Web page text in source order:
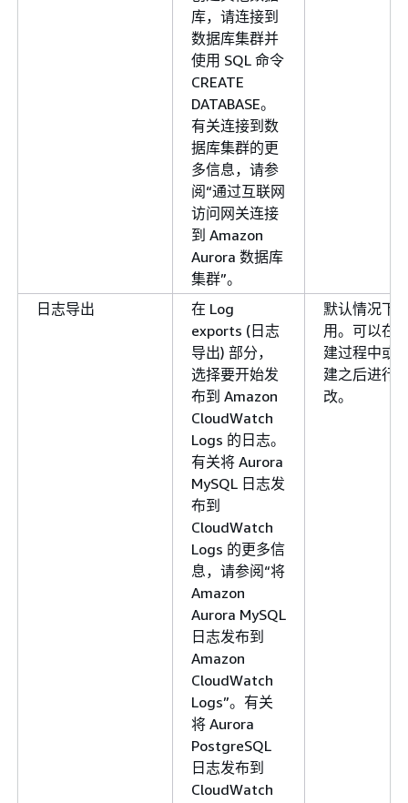
库，请连接到
数据库集群并
使用 SQL 命令
CREATE
DATABASE。
有关连接到数
据库集群的更
多信息，请参
阅“通过互联网
访问网关连接
到 Amazon
Aurora 数据库
集群”。
日志导出
在 Log
exports (日志
导出) 部分，
选择要开始发
布到 Amazon
CloudWatch
Logs 的日志。
有关将 Aurora
MySQL 日志发
布到
CloudWatch
Logs 的更多信
息，请参阅“将
Amazon
Aurora MySQL
日志发布到
Amazon
CloudWatch
Logs”。有关
将 Aurora
PostgreSQL
日志发布到
CloudWatch
默认情况下
用。可以在
建过程中或
建之后进行
改。